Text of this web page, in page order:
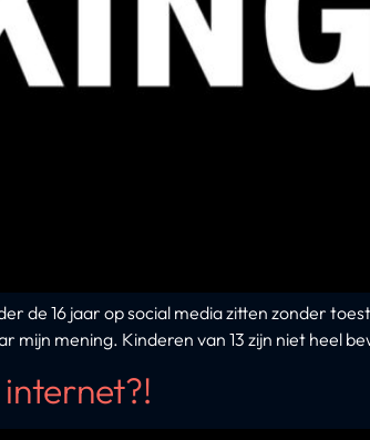
de 16 jaar op social media zitten zonder
mijn mening. Kinderen van 13 zijn niet heel